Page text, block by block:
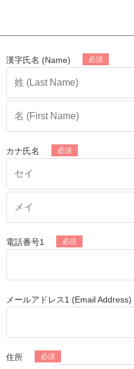
漢字氏名 (Name)
カナ氏名
電話番号1
メールアドレス1 (Email Address)
住所